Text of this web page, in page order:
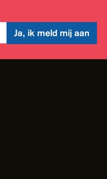
Ja, ik meld mij aan